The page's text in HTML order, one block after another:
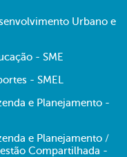
Urbano e
- SME
- SMEL
e Planejamento -
e Planejamento /
Compartilhada -